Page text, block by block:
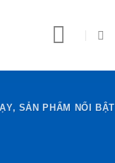
, SẢN PHẨM NỔI BẬT